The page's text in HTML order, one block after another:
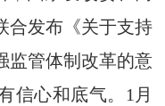
合发布《关于支持
监管体制改革的意
信心和底气。1月